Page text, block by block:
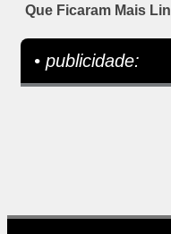
Que Ficaram Mais
• publicidade: